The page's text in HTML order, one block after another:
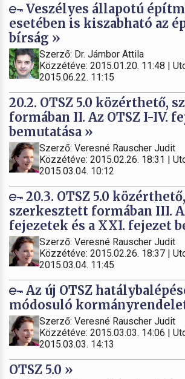
Veszélyes állapotú
esetében is kiszabható az
bírság »
Szerző: Dr. Jámbor Attila
Közzétéve: 2015.01.20. 11:48 |
2015.06.22. 11:15
20.2. OTSZ 5.0 közérthető,
formában II. Az OTSZ I-IV.
bemutatása »
Szerző: Veresné Rauscher Judit
Közzétéve: 2015.02.26. 18:31 |
2015.03.04. 10:12
20.3. OTSZ 5.0 közérthető,
szerkesztett formában III.
fejezetek és a XXI. fejezet
Szerző: Veresné Rauscher Judit
Közzétéve: 2015.02.26. 18:37 |
2015.03.04. 11:45
Az új OTSZ
módosuló
Szerző: Veresné Rauscher Judit
Közzétéve: 2015.03.03. 14:06 |
2015.03.03. 14:13
OTSZ 5.0 »